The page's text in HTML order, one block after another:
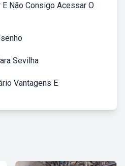
Não Consigo Acessar O
Sevilha
Vantagens E